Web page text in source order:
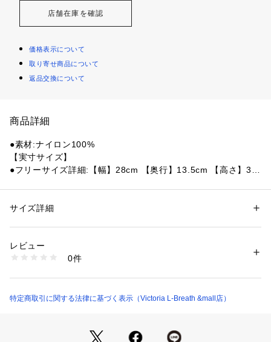
店舗在庫を確認
価格表示について
取り寄せ商品について
返品交換について
商品詳細
●素材:ナイロン100%
【実寸サイズ】
●フリーサイズ詳細:【幅】28cm 【奥行】13.5cm 【高さ】39
●メーカーカラー表記:BLACK BAL
※弊社独自の採寸・計量方法により計測を行っておりますた
め、多少の誤差が生じる場合があります。
※ブラウザやお使いのモニター環境により、掲載画像と実際の
予告なく変更することがあります。あらかじめご了承くださ
性別：レディース
商品番号：
10906534201 （ショップ）
サイズ詳細
レビュー
0件
特定商取引に関する法律に基づく表示（Victoria L-Breath &mall店）